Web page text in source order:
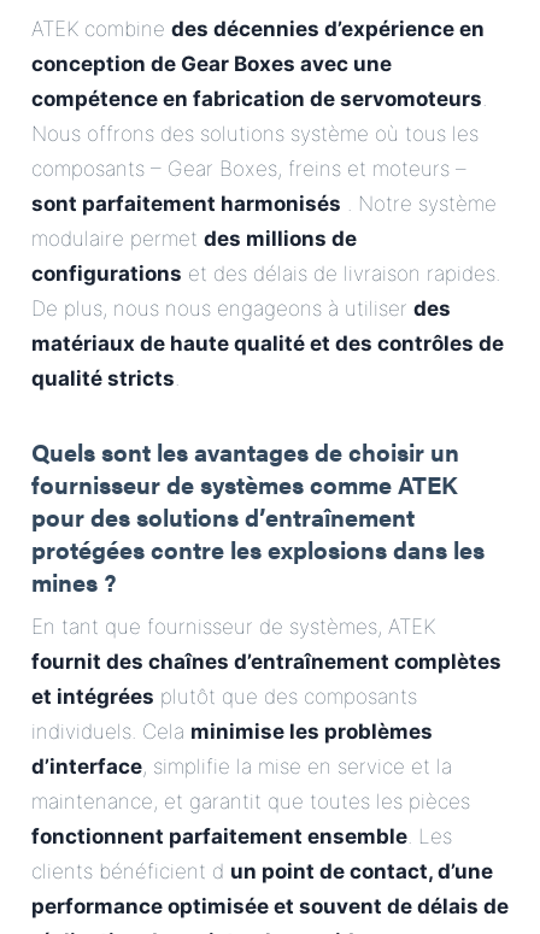
ATEK combine des décennies d’expérience en
conception de Gear Boxes avec une
compétence en fabrication de servomoteurs.
Nous offrons des solutions système où tous les
composants – Gear Boxes, freins et moteurs –
sont parfaitement harmonisés . Notre système
modulaire permet des millions de
configurations et des délais de livraison rapides.
De plus, nous nous engageons à utiliser des
matériaux de haute qualité et des contrôles de
qualité stricts.
Quels sont les avantages de choisir un
fournisseur de systèmes comme ATEK
pour des solutions d’entraînement
protégées contre les explosions dans les
mines ?
En tant que fournisseur de systèmes, ATEK
fournit des chaînes d’entraînement complètes
et intégrées plutôt que des composants
individuels. Cela minimise les problèmes
d’interface, simplifie la mise en service et la
maintenance, et garantit que toutes les pièces
fonctionnent parfaitement ensemble. Les
clients bénéficient d un point de contact, d’une
performance optimisée et souvent de délais de